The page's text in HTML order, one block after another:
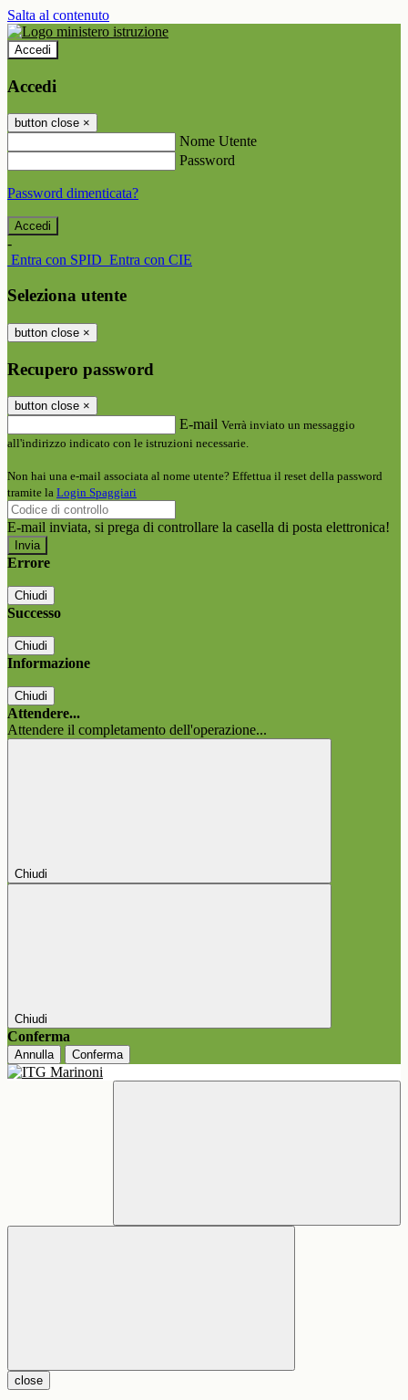
Salta al contenuto
Accedi
Accedi
button close ×
Nome Utente
Password
Password dimenticata?
-
Entra con SPID Entra con CIE
Seleziona utente
button close ×
Recupero password
button close ×
E-mail Verrà inviato un messaggio
all'indirizzo indicato con le istruzioni necessarie.
Non hai una e-mail associata al nome utente? Effettua il reset della password
tramite la Login Spaggiari
E-mail inviata, si prega di controllare la casella di posta elettronica!
Errore
Chiudi
Successo
Chiudi
Informazione
Chiudi
Attendere...
Attendere il completamento dell'operazione...
Chiudi
Chiudi
Conferma
Annulla Conferma
close